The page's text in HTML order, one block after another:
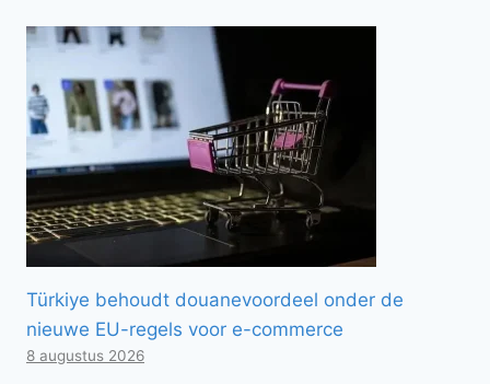
Türkiye behoudt douanevoordeel onder de
nieuwe EU-regels voor e-commerce
8 augustus 2026